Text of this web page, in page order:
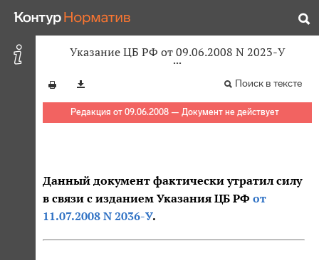
Указание ЦБ РФ от 09.06.2008 N 2023-У
Поиск в тексте
Редакция от 09.06.2008 — Документ не действует
Данный документ фактически утратил силу
в связи с изданием Указания ЦБ РФ от
11.07.2008 N 2036-У.